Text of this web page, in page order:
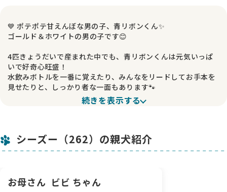
💙 ポテポテ甘えんぼな男の子、青リボンくん✨
ゴールド＆ホワイトの男の子です😊
4匹きょうだいで産まれた中でも、青リボンくんは元気いっぱ
いで好奇心旺盛！
水飲みボトルを一番に覚えたり、みんなをリードしてお手本を
見せたりと、しっかり者な一面もあります🐾
もちもちのボディとモフモフの毛並みもとっても可愛くて、つ
いつい抱っこしたくなってしまう甘えんぼさんです💕
4月16日に健康診断・マイクロチップ装着・ファーストワクチ
ン接種（5種）を済ませています。
健康診断の詳細は見学時にご確認いただけます。
続きを表示する
シーズー（262）の親犬紹介
お母さん ビビ ちゃん